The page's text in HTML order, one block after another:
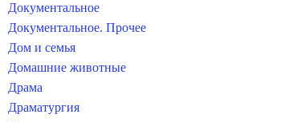
Документальное
Документальное. Прочее
Дом и семья
Домашние животные
Драма
Драматургия